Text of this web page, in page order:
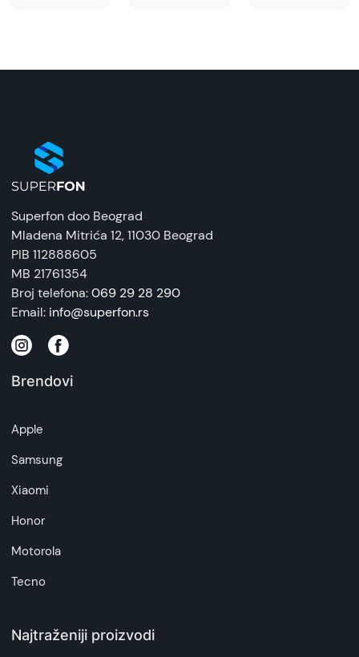
Superfon doo Beograd
Mladena Mitrića 12, 11030 Beograd
PIB 112888605
MB 21761354
Broj telefona:069 29 28 290
Email: info@superfon.rs
Brendovi
Apple
Samsung
Xiaomi
Honor
Motorola
Tecno
Najtraženiji proizvodi